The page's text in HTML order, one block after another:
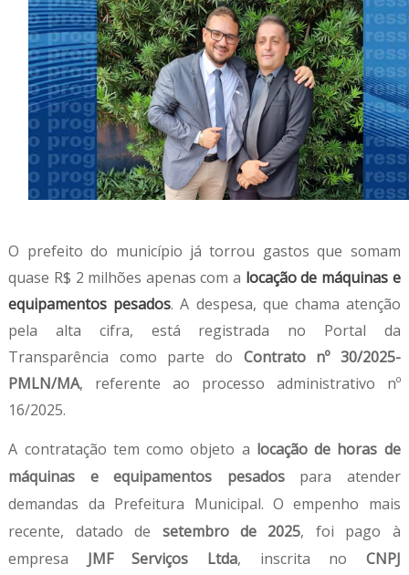
O prefeito do município já torrou gastos que somam
quase R$ 2 milhões apenas com a locação de máquinas e
equipamentos pesados. A despesa, que chama atenção
pela alta cifra, está registrada no Portal da
Transparência como parte do Contrato nº 30/2025-
PMLN/MA, referente ao processo administrativo nº
16/2025.
A contratação tem como objeto a locação de horas de
máquinas e equipamentos pesadospara atender
demandas da Prefeitura Municipal. O empenho mais
recente, datado de setembro de 2025, foi pago à
empresa JMF Serviços Ltda, inscrita no CNPJ